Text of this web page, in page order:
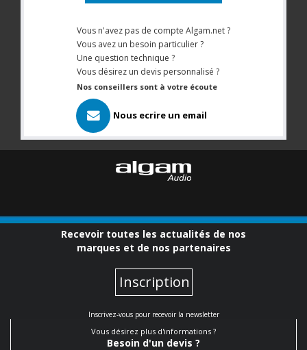
Vous n'avez pas de compte Algam.net ?
Vous avez un besoin particulier ?
Une question technique ?
Vous désirez un devis personnalisé ?
Nos conseillers sont à votre écoute
Nous ecrire un email
Recevoir toutes les actualités de nos
marques et de nos partenaires
Inscription
Inscrivez-vous pour recevoir la newsletter
Vous désirez plus d'informations ?
Besoin d'un devis ?